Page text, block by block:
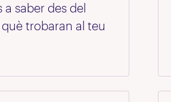
a saber des del
trobaran al teu